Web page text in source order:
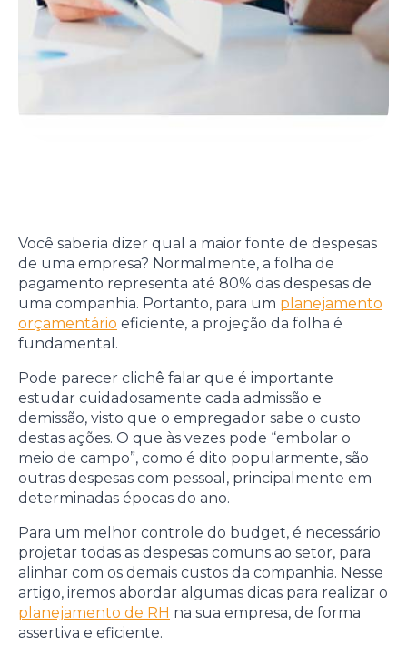
Você saberia dizer qual a maior fonte de despesas
de uma empresa? Normalmente, a folha de
pagamento representa até 80% das despesas de
uma companhia. Portanto, para um planejamento
orçamentário eficiente, a projeção da folha é
fundamental.
Pode parecer clichê falar que é importante
estudar cuidadosamente cada admissão e
demissão, visto que o empregador sabe o custo
destas ações. O que às vezes pode “embolar o
meio de campo”, como é dito popularmente, são
outras despesas com pessoal, principalmente em
determinadas épocas do ano.
Para um melhor controle do budget, é necessário
projetar todas as despesas comuns ao setor, para
alinhar com os demais custos da companhia. Nesse
artigo, iremos abordar algumas dicas para realizar o
planejamento de RH na sua empresa, de forma
assertiva e eficiente.